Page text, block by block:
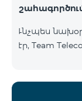
Ւնչպես
էր, Team